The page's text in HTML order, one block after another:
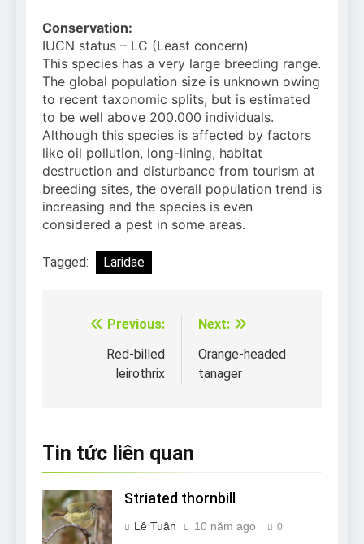
Conservation:
IUCN status – LC (Least concern)
This species has a very large breeding range.
The global population size is unknown owing
to recent taxonomic splits, but is estimated
to be well above 200.000 individuals.
Although this species is affected by factors
like oil pollution, long-lining, habitat
destruction and disturbance from tourism at
breeding sites, the overall population trend is
increasing and the species is even
considered a pest in some areas.
Tagged: Laridae
Điều
hướng
Previous:
Red-billed
leirothrix
Next:
Orange-headed
tanager
Tin tức liên quan
Striated thornbill
Lê Tuân 10 năm ago 0